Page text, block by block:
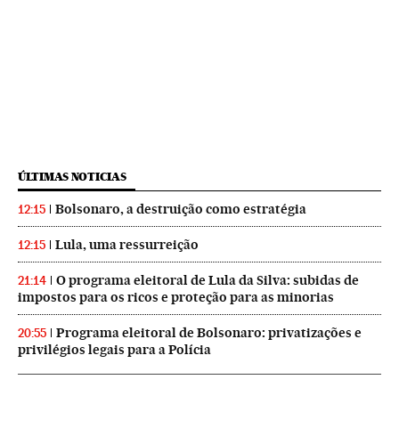
ÚLTIMAS NOTICIAS
12:15 Bolsonaro, a destruição como estratégia
12:15 Lula, uma ressurreição
21:14
O programa eleitoral de Lula da Silva: subidas de
impostos para os ricos e proteção para as minorias
20:55
Programa eleitoral de Bolsonaro: privatizações e
privilégios legais para a Polícia